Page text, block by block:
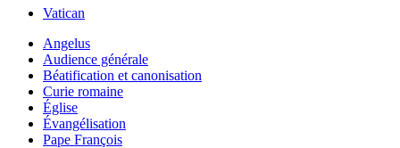
Vatican
Angelus
Audience générale
Béatification et canonisation
Curie romaine
Église
Évangélisation
Pape François